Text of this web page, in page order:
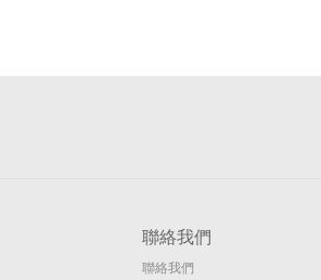
聯絡我們
聯絡我們